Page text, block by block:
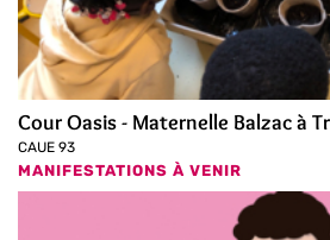
Cour Oasis - Maternelle Balzac à
CAUE 93
MANIFESTATIONS À VENIR